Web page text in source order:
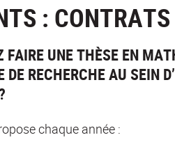
:
UNE THÈSE EN
DE RECHERCHE AU SEIN
chaque année :